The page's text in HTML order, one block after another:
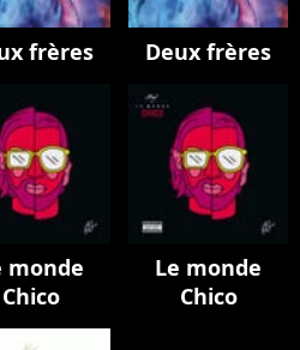
frères Deux frères
monde
Chico
Le monde
Chico